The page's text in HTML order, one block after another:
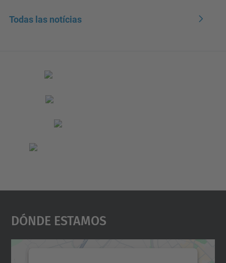
Todas las notícias
Dónde Estamos